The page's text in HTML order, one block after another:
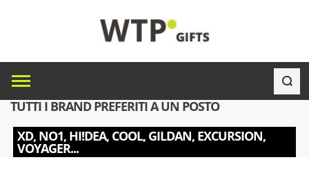
TUTTI I BRAND PREFERITI A UN POSTO
XD, NO1, HI!DEA, COOL, GILDAN, EXCURSION,
VOYAGER...